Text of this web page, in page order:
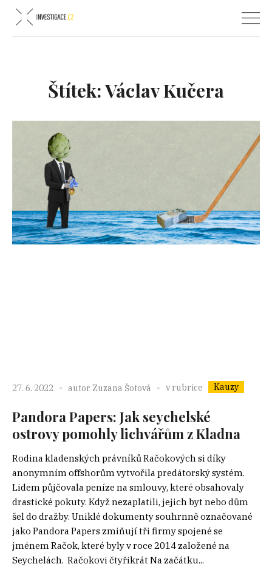
Štítek:Václav Kučera
27. 6. 2022 autor Zuzana Šotová v rubrice Kauzy
Pandora Papers: Jak seychelské
ostrovy pomohly lichvářům z Kladna
Rodina kladenských právníků Račokových si díky
anonymním offshorům vytvořila predátorský systém.
Lidem půjčovala peníze na smlouvy, které obsahovaly
drastické pokuty. Když nezaplatili, jejich byt nebo dům
šel do dražby. Uniklé dokumenty souhrnně označované
jako Pandora Papers zmiňují tři firmy spojené se
jménem Račok, které byly v roce 2014 založené na
Seychelách. Račokovi čtyřikrát Na začátku...